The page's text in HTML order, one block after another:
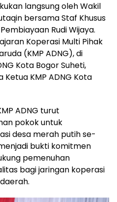
langsung oleh Wakil
bersama Staf Khusus
Rudi Wijaya.
Koperasi Multi Pihak
(KMP ADNG), di
Kota Bogor Suheti,
KMP ADNG Kota
ADNG turut
pokok untuk
desa merah putih se-
bukti komitmen
pemenuhan
bagi jaringan koperasi